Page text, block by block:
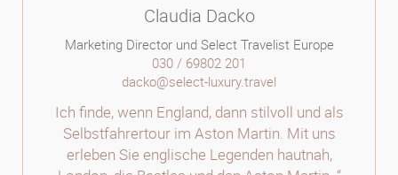
Claudia Dacko
Marketing Director und Select Travelist Europe
030 / 69802 201
dacko@select-luxury.travel
Ich finde, wenn England, dann stilvoll und als
Selbstfahrertour im Aston Martin. Mit uns
erleben Sie englische Legenden hautnah,